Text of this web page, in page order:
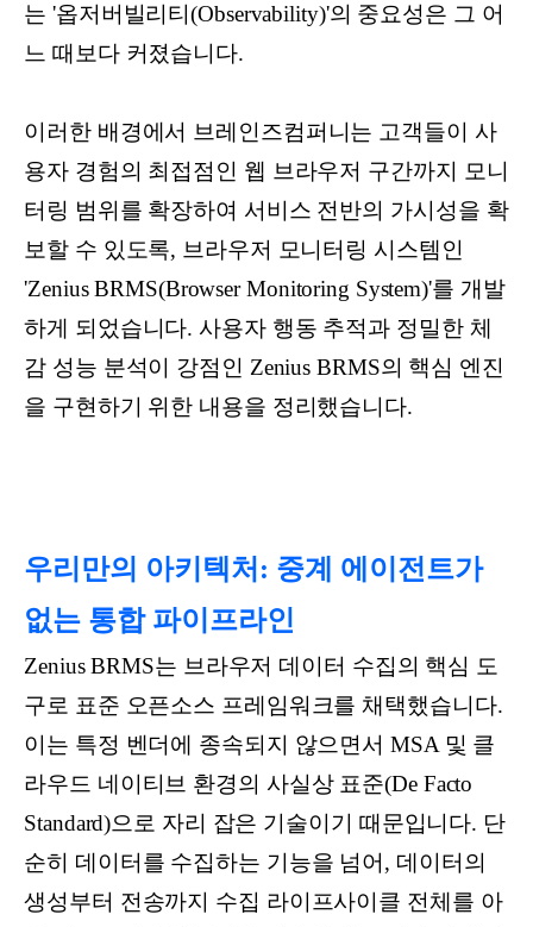
는 '옵저버빌리티(Observability)'의 중요성은 그 어
느 때보다 커졌습니다.
이러한 배경에서 브레인즈컴퍼니는 고객들이 사
용자 경험의 최접점인 웹 브라우저 구간까지 모니
터링 범위를 확장하여 서비스 전반의 가시성을 확
보할 수 있도록, 브라우저 모니터링 시스템인
'Zenius BRMS(Browser Monitoring System)'를 개발
하게 되었습니다. 사용자 행동 추적과 정밀한 체
감 성능 분석이 강점인 Zenius BRMS의 핵심 엔진
을 구현하기 위한 내용을 정리했습니다.
우리만의 아키텍처: 중계 에이전트가
없는 통합 파이프라인
Zenius BRMS는 브라우저 데이터 수집의 핵심 도
구로 표준 오픈소스 프레임워크를 채택했습니다.
이는 특정 벤더에 종속되지 않으면서 MSA 및 클
라우드 네이티브 환경의 사실상 표준(De Facto
Standard)으로 자리 잡은 기술이기 때문입니다. 단
순히 데이터를 수집하는 기능을 넘어, 데이터의
생성부터 전송까지 수집 라이프사이클 전체를 아